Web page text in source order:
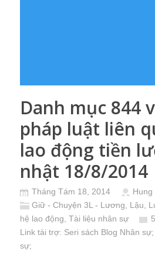
Danh mục 844
pháp luật liên
lao động tiền
nhật 18/8/2014
Tháng Tám 18, 2014
Hung
Giữ - Chuyện 3L - Lương, Lậu,
hệ lao động Tài liệu nhân sự
Link tài trợ: Seri sách Blog Nhân sự
sự;